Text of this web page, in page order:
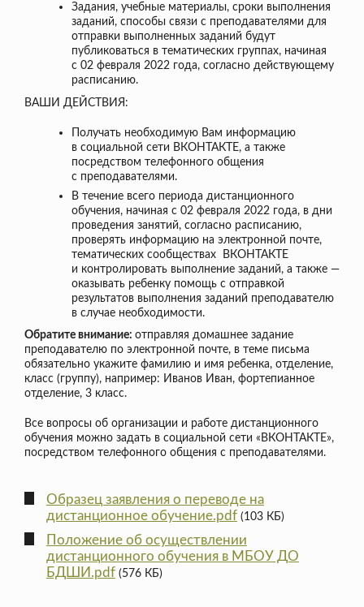
Задания, учебные материалы, сроки выполнения
заданий, способы связи с преподавателями для
отправки выполненных заданий будут
публиковаться в тематических группах, начиная
с 02 февраля 2022 года, согласно действующему
расписанию.
ВАШИ ДЕЙСТВИЯ:
Получать необходимую Вам информацию
в социальной сети ВКОНТАКТЕ, а также
посредством телефонного общения
с преподавателями.
В течение всего периода дистанционного
обучения, начиная с 02 февраля 2022 года, в дни
проведения занятий, согласно расписанию,
проверять информацию на электронной почте,
тематических сообществах ВКОНТАКТЕ
и контролировать выполнение заданий, а также —
оказывать ребенку помощь с отправкой
результатов выполнения заданий преподавателю
в случае необходимости.
Обратите внимание: отправляя домашнее задание
преподавателю по электронной почте, в теме письма
обязательно укажите фамилию и имя ребенка, отделение,
класс (группу), например: Иванов Иван, фортепианное
отделение, 3 класс.
Все вопросы об организации и работе дистанционного
обучения можно задать в социальной сети «ВКОНТАКТЕ»,
посредством телефонного общения с преподавателями.
Образец заявления о переводе на
дистанционное обучение.pdf (103 КБ)
Положение об осуществлении
дистанционного обучения в МБОУ ДО
БДШИ.pdf (576 КБ)